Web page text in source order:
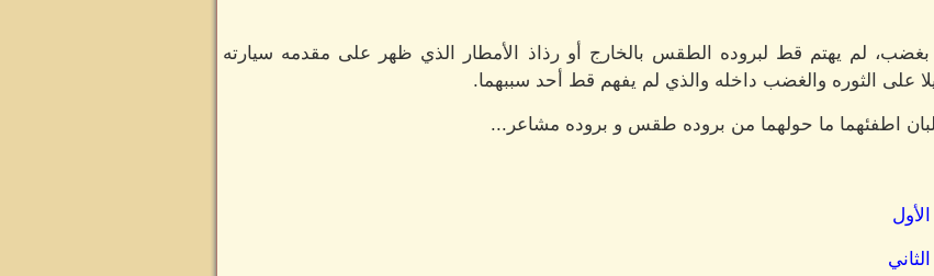
بغضب، لم يهتم قط لبروده الطقس بالخارج أو رذاذ الأمطار الذي ظهر على مقدمه سيارته
على الثوره والغضب داخله والذي لم يفهم قط أحد سببهما.
اطفئهما ما حولهما من بروده طقس و بروده مشاعر...